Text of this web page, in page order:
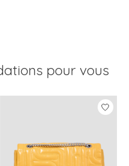
pour vous